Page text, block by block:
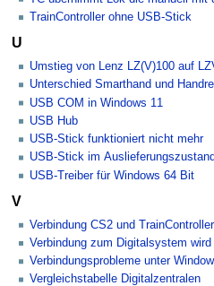
TrainController ohne USB-Stick
U
Umstieg von Lenz LZ(V)100 auf
Unterschied Smarthand und
USB COM in Windows 11
USB Hub
USB-Stick funktioniert nicht mehr
USB-Stick im Auslieferungszustand
USB-Treiber für Windows 64 Bit
V
Verbindung CS2 und TrainController
Verbindung zum Digitalsystem wird
Verbindungsprobleme unter
Vergleichstabelle Digitalzentralen